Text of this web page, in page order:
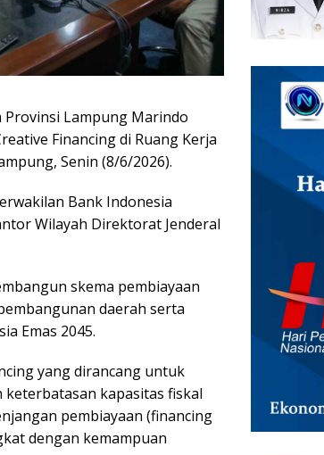
Provinsi Lampung Marindo
Financing di Ruang Kerja
Senin (8/6/2026).
Bank Indonesia
Wilayah Direktorat Jenderal
skema pembiayaan
daerah serta
Emas 2045.
yang dirancang untuk
kapasitas fiskal
pembiayaan (financing
dengan kemampuan